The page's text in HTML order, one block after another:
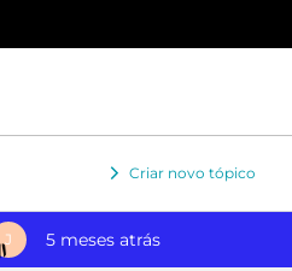
Criar novo tópico
J 5 meses atrás